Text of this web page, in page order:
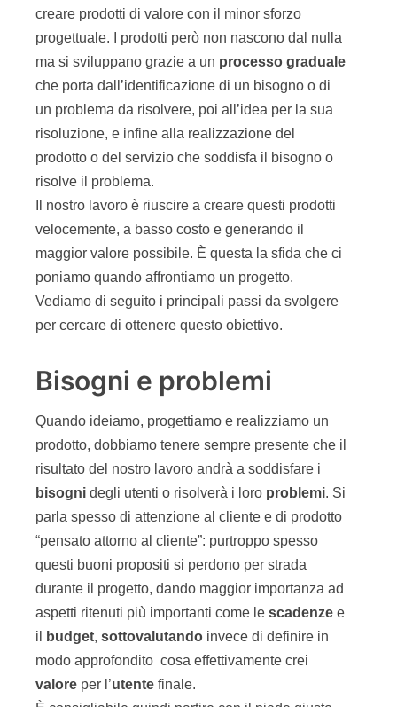
creare prodotti di valore con il minor sforzo
progettuale. I prodotti però non nascono dal nulla
ma si sviluppano grazie a un processo graduale
che porta dall’identificazione di un bisogno o di
un problema da risolvere, poi all’idea per la sua
risoluzione, e infine alla realizzazione del
prodotto o del servizio che soddisfa il bisogno o
risolve il problema.
Il nostro lavoro è riuscire a creare questi prodotti
velocemente, a basso costo e generando il
maggior valore possibile. È questa la sfida che ci
poniamo quando affrontiamo un progetto.
Vediamo di seguito i principali passi da svolgere
per cercare di ottenere questo obiettivo.
Bisogni e problemi
Quando ideiamo, progettiamo e realizziamo un
prodotto, dobbiamo tenere sempre presente che il
risultato del nostro lavoro andrà a soddisfare i
bisogni degli utenti o risolverà i loro problemi. Si
parla spesso di attenzione al cliente e di prodotto
“pensato attorno al cliente”: purtroppo spesso
questi buoni propositi si perdono per strada
durante il progetto, dando maggior importanza ad
aspetti ritenuti più importanti come le scadenze e
il
budget, sottovalutando invece di definire in
modo approfondito cosa effettivamente crei
valore per l’utente finale.